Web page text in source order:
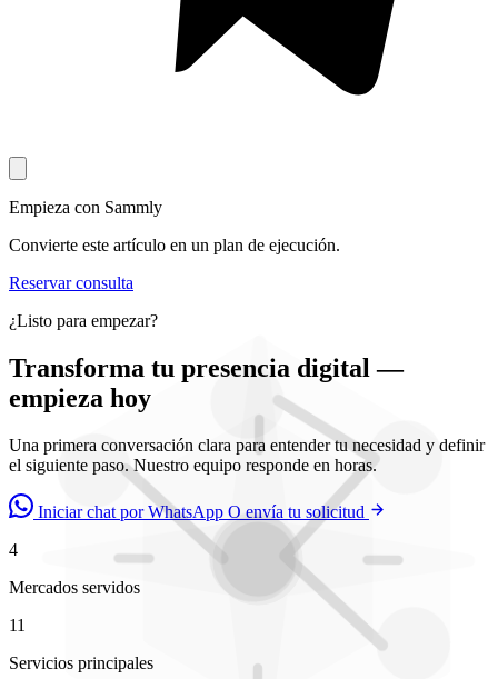
Empieza con Sammly
Convierte este artículo en un plan de ejecución.
Reservar consulta
¿Listo para empezar?
Transforma tu presencia digital —
empieza hoy
Una primera conversación clara para entender tu necesidad y definir
el siguiente paso. Nuestro equipo responde en horas.
Iniciar chat por WhatsApp O envía tu solicitud
4
Mercados servidos
11
Servicios principales